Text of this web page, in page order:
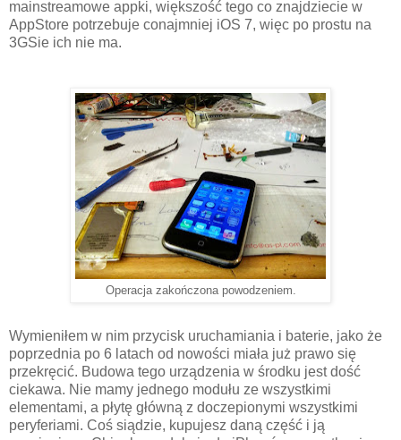
mainstreamowe appki, większość tego co znajdziecie w
AppStore potrzebuje conajmniej iOS 7, więc po prostu na
3GSie ich nie ma.
Operacja zakończona powodzeniem.
Wymieniłem w nim przycisk uruchamiania i baterie, jako że
poprzednia po 6 latach od nowości miała już prawo się
przekręcić. Budowa tego urządzenia w środku jest dość
ciekawa. Nie mamy jednego modułu ze wszystkimi
elementami, a płytę główną z doczepionymi wszystkimi
peryferiami. Coś siądzie, kupujesz daną część i ją